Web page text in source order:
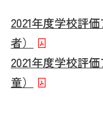
2021年度学校評
者）
2021年度学校評
童）